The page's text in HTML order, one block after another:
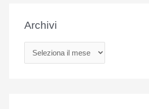
Archivi
r